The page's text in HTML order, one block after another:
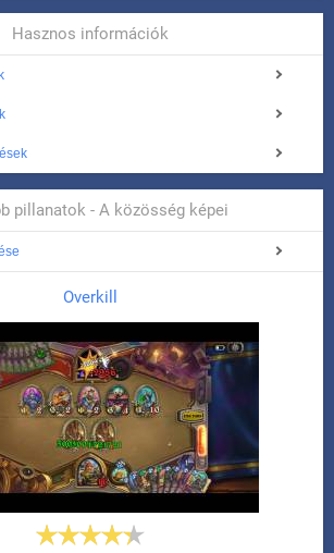
Hasznos információk
pillanatok - A közösség képei
Overkill